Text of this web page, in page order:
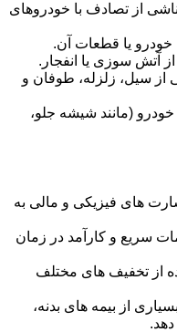
از تصادف با خودروهای
یا قطعات آن.
آتش سوزی یا انفجار.
سیل، زلزله، طوفان و
(مانند شیشه جلو،
های فیزیکی و مالی به
سریع و کارآمد در زمان
از تخفیف های مختلف
از بیمه های بدنه،